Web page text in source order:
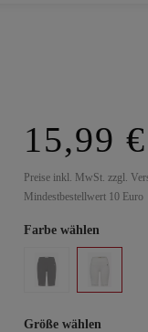
15,99 €
Preise inkl. MwSt. zzgl.
Mindestbestellwert 10 Euro
Farbe wählen
Größe wählen